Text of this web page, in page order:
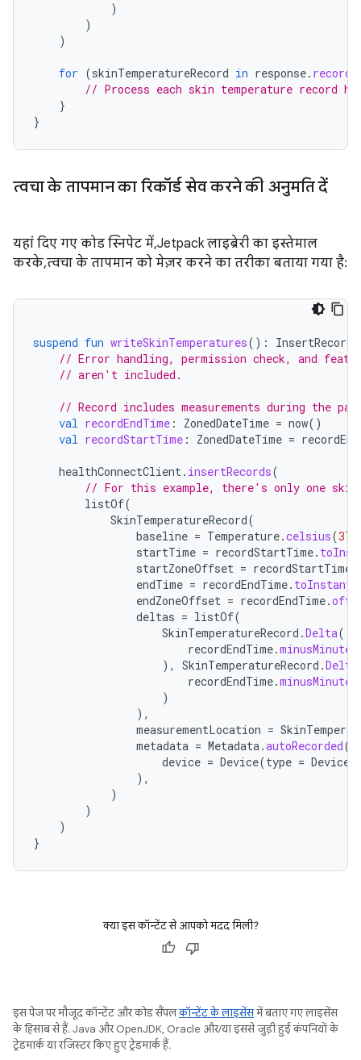
)
)
)
for (skinTemperatureRecord in response. records
// Process each skin temperature record
}
}
त्वचा के तापमान का रिकॉर्ड सेव करने की अनुमति दें
यहां दिए गए कोड स्निपेट में, Jetpack लाइब्रेरी का इस्तेमाल
करके, त्वचा के तापमान को मेज़र करने का तरीका बताया गया है:
suspend fun writeSkinTemperatures():
// Error handling, permission check, and
// aren't included.
// Record includes measurements during the
val recordEndTime : ZonedDateTime = now()
val recordStartTime : ZonedDateTime =
healthConnectClient. insertRecords(
// For this example, there's only one skin
listOf(
SkinTemperatureRecord(
baseline = Temperature.celsius(
startTime = recordStartTime.
startZoneOffset = recordStartTime
endTime = recordEndTime. toInstant
endZoneOffset = recordEndTime.
deltas = listOf(
SkinTemperatureRecord .Delta(
recordEndTime.minusMinutes
),
SkinTemperatureRecord .Delta
recordEndTime.minusMinutes
)
),
measurementLocation =
metadata = Metadata.autoRecorded(
device = Device(type = Device
),
)
)
)
}
क्या इस कॉन्टेंट से आपको मदद मिली?
इस पेज पर मौजूद कॉन्टेंट और कोड सैंपलकॉन्टेंट के लाइसेंसमें बताए गए लाइसेंस
के हिसाब से हैं. Java और OpenJDK, Oracle और/या इससे जुड़ी हुई कंपनियों के
ट्रेडमार्क या रजिस्टर किए हुए ट्रेडमार्क हैं.